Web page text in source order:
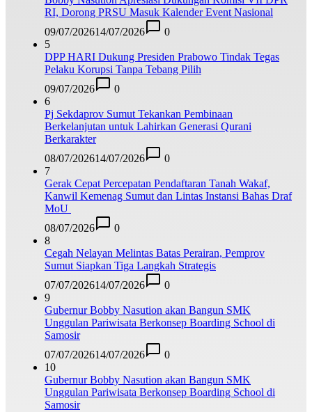
RI, Dorong PRSU Masuk Kalender Event Nasional
09/07/202614/07/2026
0
5
DPP HARI Dukung Presiden Prabowo Tindak Tegas
Pelaku Korupsi Tanpa Tebang Pilih
09/07/2026
0
6
Pj Sekdaprov Sumut Tekankan Pembinaan
Berkelanjutan untuk Lahirkan Generasi Qurani
Berkarakter
08/07/202614/07/2026
0
7
Gerak Cepat Percepatan Pendaftaran Tanah Wakaf,
Kanwil Kemenag Sumut dan Lintas Instansi Bahas Draf
MoU
08/07/2026
0
8
Cegah Nelayan Melintas Batas Perairan, Pemprov
Sumut Siapkan Tiga Langkah Strategis
07/07/202614/07/2026
0
9
Gubernur Bobby Nasution akan Bangun SMK
Unggulan Pariwisata Berkonsep Boarding School di
Samosir
07/07/202614/07/2026
0
10
Gubernur Bobby Nasution akan Bangun SMK
Unggulan Pariwisata Berkonsep Boarding School di
Samosir